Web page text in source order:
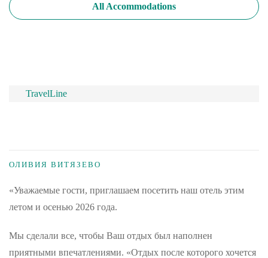
All Accommodations
TravelLine
ОЛИВИЯ ВИТЯЗЕВО
«Уважаемые гости, приглашаем посетить наш отель этим
летом и осенью 2026 года.
Мы сделали все, чтобы Ваш отдых был наполнен
приятными впечатлениями. «Отдых после которого хочется